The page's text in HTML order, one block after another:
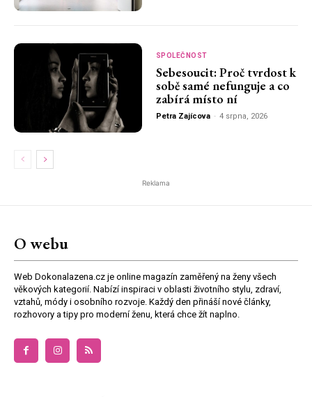
SPOLEČNOST
Sebesoucit: Proč tvrdost k
sobě samé nefunguje a co
zabírá místo ní
Petra Zajícova - 4 srpna, 2026
Reklama
O webu
Web Dokonalazena.cz je online magazín zaměřený na ženy všech
věkových kategorií. Nabízí inspiraci v oblasti životního stylu, zdraví,
vztahů, módy i osobního rozvoje. Každý den přináší nové články,
rozhovory a tipy pro moderní ženu, která chce žít naplno.